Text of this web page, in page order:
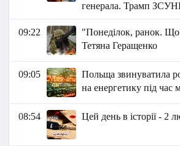
генерала. Трамп
09:22
"Понеділок, ранок.
Тетяна Геращенко
09:05
Польща звинуватила
на енергетику під час
08:54 Цей день в історії - 2